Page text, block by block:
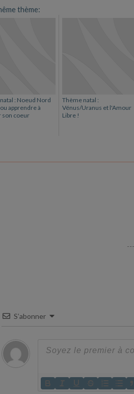
thème:
: Noeud Nord
apprendre à
son coeur
Thème natal :
Vénus/Uranus et l'Amour
Libre !
S’abonner